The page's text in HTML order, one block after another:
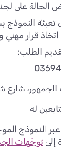
على
تعبئة
اتخاذ قرار
الطلب:
شارع
له
النموذج
إلى توجّهات